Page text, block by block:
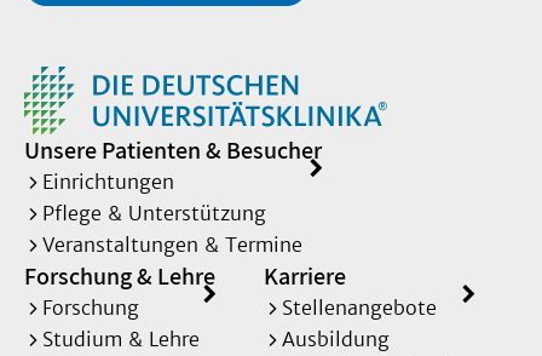
Unsere Patienten & Besucher
Einrichtungen
Pflege & Unterstützung
Veranstaltungen & Termine
Forschung & Lehre
Forschung
Studium & Lehre
Karriere
Stellenangebote
Ausbildung